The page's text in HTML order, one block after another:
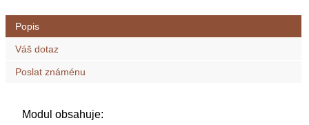
Popis
Váš dotaz
Poslat známénu
Modul obsahuje: